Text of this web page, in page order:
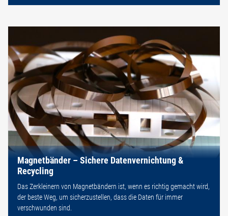
Magnetbänder – Sichere Datenvernichtung &
Recycling
Das Zerkleinern von Magnetbändern ist, wenn es richtig gemacht wird,
der beste Weg, um sicherzustellen, dass die Daten für immer
verschwunden sind.